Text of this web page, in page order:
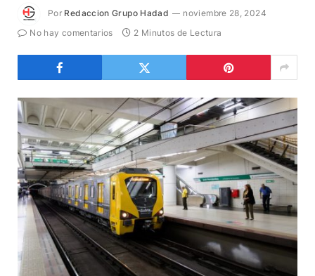
Por Redaccion Grupo Hadad
noviembre 28, 2024
No hay comentarios
2 Minutos de Lectura